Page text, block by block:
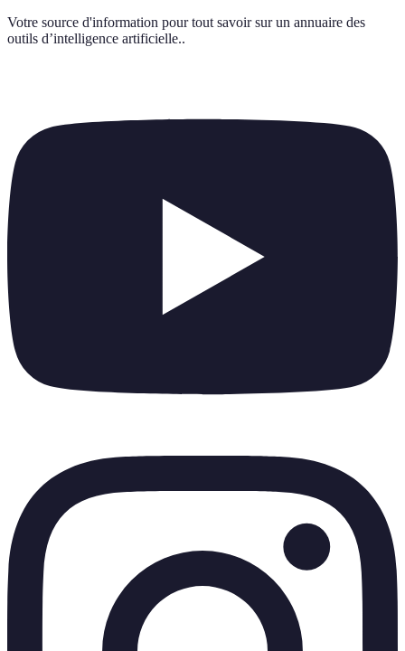
Votre source d'information pour tout savoir sur un annuaire des
outils d’intelligence artificielle..